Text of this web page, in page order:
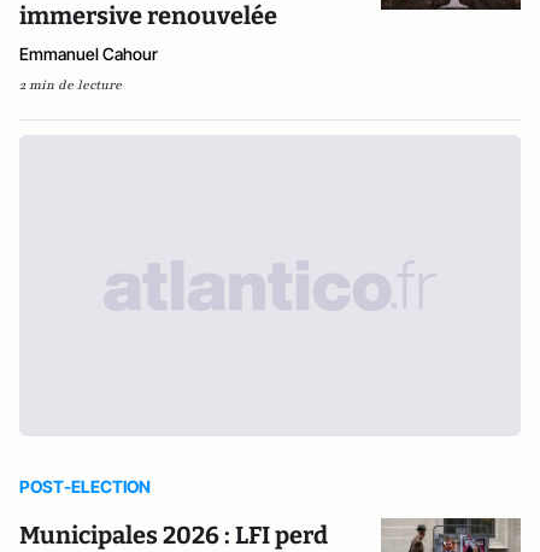
immersive renouvelée
Emmanuel Cahour
2 min de lecture
POST-ELECTION
Municipales 2026 : LFI perd